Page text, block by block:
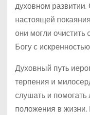
духовном
настоящей
они могли очистить
Богу с
Духовный путь
терпения и
слушать и
положения в